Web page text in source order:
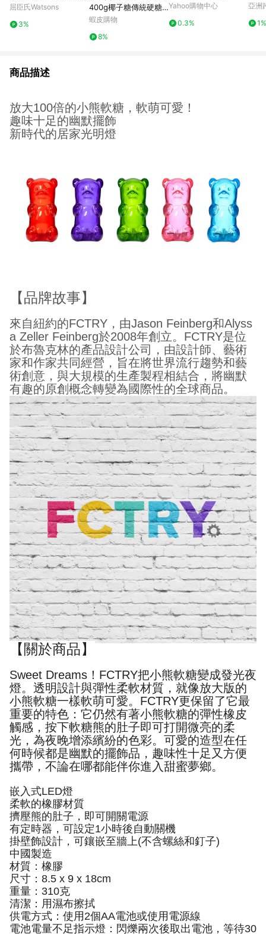
屈臣氏Watsons
3%
400g椰子糖傳統硬糖
糖果濃香婚慶喜糖年貨
蝦皮購物
8%
Yahoo購物中心
0.3%
亞洲
1%
商品描述
放大100倍的小熊軟糖，軟萌可愛！
趣味十足的幽默擺飾
新時代的居家光明燈
【品牌故事】
來自紐約的FCTRY ，由Jason Feinberg和Alyss
a Zeller Feinberg於2008年創立。 FCTRY是位
於布魯克林的產品設計公司，由設計師、藝術
家和作家共同經營，旨在將世界流行趨勢和藝
術創意，與大規模的生產製程相結合，將幽默
有趣的原創概念轉變為國際性的全球商品。
【關於商品】
Sweet Dreams ！ FCTRY把小熊軟糖變成發光夜
燈。透明設計與彈性柔軟材質，就像放大版的
小熊軟糖一樣軟萌可愛。 FCTRY更保留了它最
重要的特色：它仍然有著小熊軟糖的彈性橡皮
觸感，按下軟糖熊的肚子即可打開微亮的柔
光，為夜晚增添繽紛的色彩。可愛的造型在任
何時候都是幽默的擺飾品，趣味性十足又方便
攜帶，不論在哪都能伴你進入甜蜜夢鄉。
嵌入式LED燈
柔軟的橡膠材質
擠壓熊的肚子，即可開關電源
有定時器，可設定1小時後自動關機
掛壁飾設計，可鑲嵌至牆上(不含螺絲和釘子)
中國製造
材質：橡膠
尺寸： 8.5 x 9 x 18cm
重量： 310克
清潔：用濕布擦拭
供電方式：使用 2個AA電池或使用電源線
電池電量不足指示燈：閃爍兩次後取出電池，等待30